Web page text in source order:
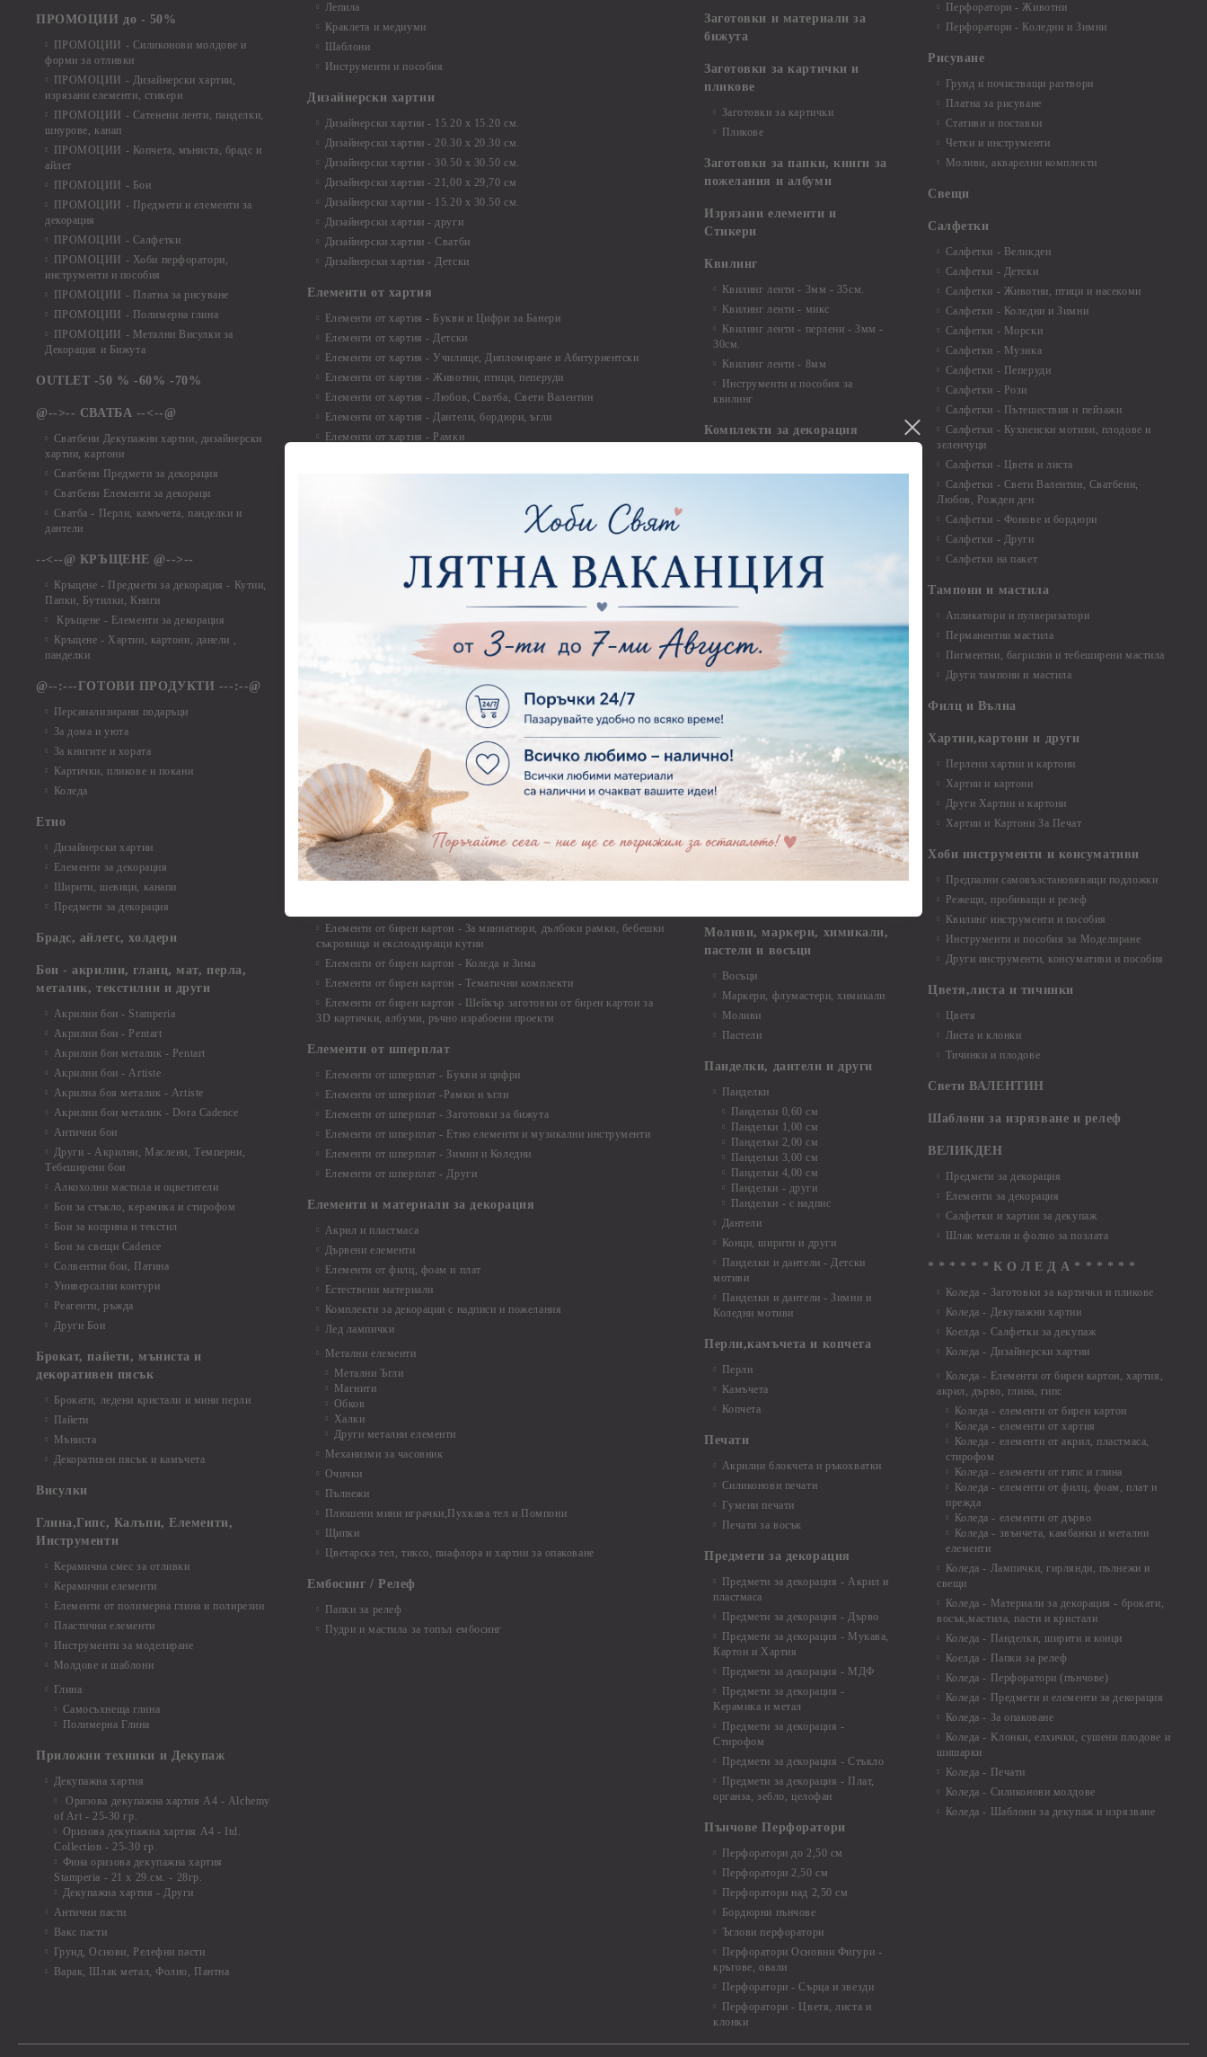
ПРОМОЦИИ до - 50%
ПРОМОЦИИ - Силиконови молдове и
форми за отливки
ПРОМОЦИИ - Дизайнерски хартии,
изрязани елементи, стикери
ПРОМОЦИИ - Сатенени ленти, панделки,
шнурове, канап
ПРОМОЦИИ - Копчета, мъниста, брадс и
айлет
ПРОМОЦИИ - Бои
ПРОМОЦИИ - Предмети и елементи за
декорация
ПРОМОЦИИ - Салфетки
ПРОМОЦИИ - Хоби перфоратори,
инструменти и пособия
ПРОМОЦИИ - Платна за рисуване
ПРОМОЦИИ - Полимерна глина
ПРОМОЦИИ - Метални Висулки за
Декорация и Бижута
OUTLET -50 % -60% -70%
@-->-- СВАТБА --<--@
Сватбени Декупажни хартии, дизайнерски
хартии, картони
Сватбени Предмети за декорация
Сватбени Елементи за декораци
Сватба - Перли, камъчета, панделки и
дантели
--<--@ КРЪЩЕНЕ @-->--
Кръщене - Предмети за декорация - Кутии,
Папки, Бутилки, Книги
Кръщене - Елементи за декорация
Кръщене - Хартии, картони, данели ,
панделки
@--:---ГОТОВИ ПРОДУКТИ ---:--@
Персанализирани подаръци
За дома и уюта
За книгите и хората
Картички, пликове и покани
Коледа
Етно
Дизайнерски хартии
Елементи за декорация
Ширити, шевици, канапи
Предмети за декорация
Брадс, айлетс, холдери
Бои - акрилни, гланц, мат, перла,
металик, текстилни и други
Акрилни бои - Stamperia
Акрилни бои - Pentart
Акрилни бои металик - Pentart
Акрилни бои - Artiste
Акрилна боя металик - Artiste
Акрилни бои металик - Dora Cadence
Антични бои
Други - Акрилни, Маслени, Темперни,
Тебеширени бои
Алкохолни мастила и оцветители
Бои за стъкло, керамика и стирофом
Бои за коприна и текстил
Бои за свещи Cadence
Солвентни бои, Патина
Универсални контури
Реагенти, ръжда
Други Бои
Брокат, пайети, мъниста и
декоративен пясък
Брокати, ледени кристали и мини перли
Пайети
Мъниста
Декоративен пясък и камъчета
Висулки
Глина,Гипс, Калъпи, Елементи,
Инструменти
Керамична смес за отливки
Керамични елементи
Елементи от полимерна глина и полирезин
Пластични елементи
Инструменти за моделиране
Молдове и шаблони
Глина
Самосъхнеща глина
Полимерна Глина
Приложни техники и Декупаж
Декупажна хартия
Оризова декупажна хартия А4 - Alchemy
of Art - 25-30 гр.
Оризова декупажна хартия А4 - Itd.
Collection - 25-30 гр.
Фина оризова декупажна хартия
Stamperia - 21 х 29.см. - 28гр.
Декупажна хартия - Други
Антични пасти
Вакс пасти
Грунд, Основи, Релефни пасти
Варак, Шлак метал, Фолио, Пантна
Лепила
Краклета и медиуми
Шаблони
Инструменти и пособия
Дизайнерски хартии
Дизайнерски хартии - 15.20 х 15.20 см.
Дизайнерски хартии - 20.30 х 20.30 см.
Дизайнерски хартии - 30.50 х 30.50 см.
Дизайнерски хартии - 21,00 х 29,70 см
Дизайнерски хартии - 15.20 x 30.50 см.
Дизайнерски хартии - други
Дизайнерски хартии - Сватби
Дизайнерски хартии - Детски
Елементи от хартия
Елементи от хартия - Букви и Цифри за Банери
Елементи от хартия - Детски
Елементи от хартия - Училище, Дипломиране и Абитуриентски
Елементи от хартия - Животни, птици, пеперуди
Елементи от хартия - Любов, Сватба, Свети Валентин
Елементи от хартия - Дантели, бордюри, ъгли
Елементи от хартия - Рамки
Елементи от хартия - За Жени
Елементи от хартия - Къщи, Врати, Прозорци, Огради, Фенери
Елементи от хартия - Пътешествия и Фото моменти
Елементи то хартия - Такове, табелки, етикети
Елементи от хартия - Готови композиции
Елементи от хартия - Микс елементи
Елементи от хартия - Коледа и Зима
Елементи от бирен картон
Елементи от бирен картон - Декоративни рамки
Елементи от бирен картон - Надписи на български
Елементи от бирен картон - Ъгли и орнаменти
Елементи от бирен картон - Сватба
Елементи от бирен картон - Училище, Дипломиране и Завършване
Елементи от бирен картон - Бебшки и Детски елементи
Елементи от бирен картон - Цветя и Животни
Елементи от бирен картон - Стиймпънк и Мъжки елементи
Елементи от бирен картон - За миниатюри, дълбоки рамки, бебешки
съкровища и екслоадиращи кутии
Елементи от бирен картон - Коледа и Зима
Елементи от бирен картон - Тематични комплекти
Елементи от бирен картон - Шейкър заготовки от бирен картон за
3D картички, албуми, ръчно израбоени проекти
Елементи от шперплат
Елементи от шперплат - Букви и цифри
Елементи от шперплат -Рамки и ъгли
Елементи от шперплат - Заготовки за бижута
Елементи от шперплат - Етно елементи и музикални инструменти
Елементи от шперплат - Зимни и Коледни
Елементи от шперплат - Други
Елементи и материали за декорация
Акрил и пластмаса
Дървени елементи
Елементи от филц, фоам и плат
Естествени материали
Комплекти за декорации с надписи и пожелания
Лед лампички
Метални елементи
Метални Ъгли
Магнити
Обков
Халки
Други метални елементи
Механизми за часовник
Очички
Пълнежи
Плюшени мини играчки,Пухкава тел и Помпони
Щипки
Цветарска тел, тиксо, пиафлора и хартии за опаковане
Ембосинг / Релеф
Папки за релеф
Пудри и мастила за топъл ембосинг
Заготовки и материали за
бижута
Заготовки за картички и
пликове
Заготовки за картички
Пликове
Заготовки за папки, книги за
пожелания и албуми
Изрязани елементи и
Стикери
Квилинг
Квилинг ленти - 3мм - 35см.
Квилинг ленти - микс
Квилинг ленти - перлени - 3мм -
30см.
Квилинг ленти - 8мм
Инструменти и пособия за
квилинг
Комплекти за декорация
Магнити
Велкро
Фото ъгли
Макраме
Макраме Основи - до 6,00 см
Макраме Основи - 7,00 - 15,00 см
Макраме Основи - над 15,00 см
Макраме - Други материали
Опаковки
Мебелен обков и аксесоари
Закачалки
Моливи, маркери, химикали,
пастели и восъци
Восъци
Маркери, флумастери, химикали
Моливи
Пастели
Панделки, дантели и други
Панделки
Панделки 0,60 см
Панделки 1,00 см
Панделки 2,00 см
Панделки 3,00 см
Панделки 4,00 см
Панделки - други
Панделки - с надпис
Дантели
Конци, ширити и други
Панделки и дантели - Детски
мотиви
Панделки и дантели - Зимни и
Коледни мотиви
Перли,камъчета и копчета
Перли
Камъчета
Копчета
Печати
Акрилни блокчета и ръкохватки
Силиконови печати
Гумени печати
Печати за восък
Предмети за декорация
Предмети за декорация - Акрил и
пластмаса
Предмети за декорация - Дърво
Предмети за декорация - Мукава,
Картон и Хартия
Предмети за декорация - МДФ
Предмети за декорация -
Керамика и метал
Предмети за декорация -
Стирофом
Предмети за декорация - Стъкло
Предмети за декорация - Плат,
органза, зебло, целофан
Пънчове Перфоратори
Перфоратори до 2,50 см
Перфоратори 2,50 см
Перфоратори над 2,50 см
Бордюрни пънчове
Ъглови перфоратори
Перфоратори Основни Фигури -
кръгове, овали
Перфоратори - Сърца и звезди
Перфоратори - Цветя, листа и
клонки
Перфоратори - Животни
Перфоратори - Коледни и Зимни
Рисуване
Грунд и почистващи разтвори
Платна за рисуване
Стативи и поставки
Четки и инструменти
Моливи, акварелни комплекти
Свещи
Салфетки
Салфетки - Великден
Салфетки - Детски
Салфетки - Животни, птици и насекоми
Салфетки - Коледни и Зимни
Салфетки - Морски
Салфетки - Музика
Салфетки - Пеперуди
Салфетки - Рози
Салфетки - Пътешествия и пейзажи
Салфетки - Кухненски мотиви, плодове и
зеленчуци
Салфетки - Цветя и листа
Салфетки - Свети Валентин, Сватбени,
Любов, Рожден ден
Салфетки - Фонове и бордюри
Салфетки - Други
Салфетки на пакет
Тампони и мастила
Апликатори и пулверизатори
Перманентни мастила
Пигментни, багрилни и тебеширени мастила
Други тампони и мастила
Филц и Вълна
Хартии,картони и други
Перлени хартии и картони
Хартии и картони
Други Хартии и картони
Хартии и Картони За Печат
Хоби инструменти и консумативи
Предпазни самовъзстановяващи подложки
Режещи, пробиващи и релеф
Квилинг инструменти и пособия
Инструменти и пособия за Моделиране
Други инструменти, консумативи и пособия
Цветя,листа и тичинки
Цветя
Листа и клонки
Тичинки и плодове
Свети ВАЛЕНТИН
Шаблони за изрязване и релеф
ВЕЛИКДЕН
Предмети за декорация
Елементи за декорация
Салфетки и хартии за декупаж
Шлак метали и фолио за позлата
* * * * * * К О Л Е Д А * * * * * *
Коледа - Заготовки за картички и пликове
Коледа - Декупажни хартии
Коелда - Салфетки за декупаж
Коледа - Дизайнерски хартии
Коледа - Eлементи от бирен картон, хартия,
акрил, дърво, глина, гипс
Коледа - елементи от бирен картон
Коледа - елементи от хартия
Коледа - елементи от акрил, пластмаса,
стирофом
Коледа - елементи от гипс и глина
Коледа - елементи от филц, фоам, плат и
прежда
Коледа - елементи от дърво
Коледа - звънчета, камбанки и метални
елементи
Коледа - Лампички, гирлянди, пълнежи и
свещи
Коледа - Материали за декорация - брокати,
восък,мастила, пасти и кристали
Коледа - Панделки, ширити и конци
Коелда - Папки за релеф
Коледа - Перфоратори (пънчове)
Коледа - Предмети и елементи за декорация
Коледа - За опаковане
Коледа - Kлонки, елхички, сушени плодове и
шишарки
Коледа - Печати
Коледа - Силиконови молдове
Коледа - Шаблони за декупаж и изрязване